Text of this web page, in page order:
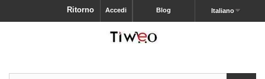
Italiano
Blog
Accedi
Ritorno